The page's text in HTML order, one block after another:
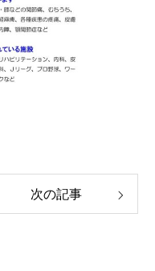
次の記事